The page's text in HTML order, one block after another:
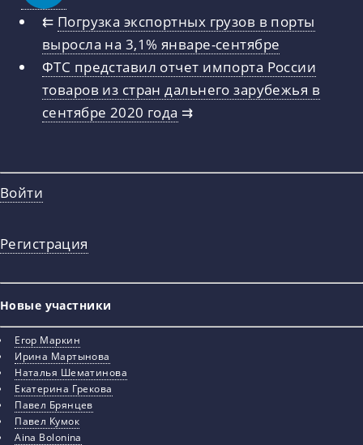
⇇ Погрузка экспортных грузов в порты
выросла на 3,1% январе-сентябре
ФТС представил отчет импорта России
товаров из стран дальнего зарубежья в
сентябре 2020 года ⇉
Войти
Регистрация
Новые участники
Егор Маркин
Ирина Мартынова
Наталья Шематинова
Екатерина Грекова
Павел Брянцев
Павел Кумок
Aina Bolonina